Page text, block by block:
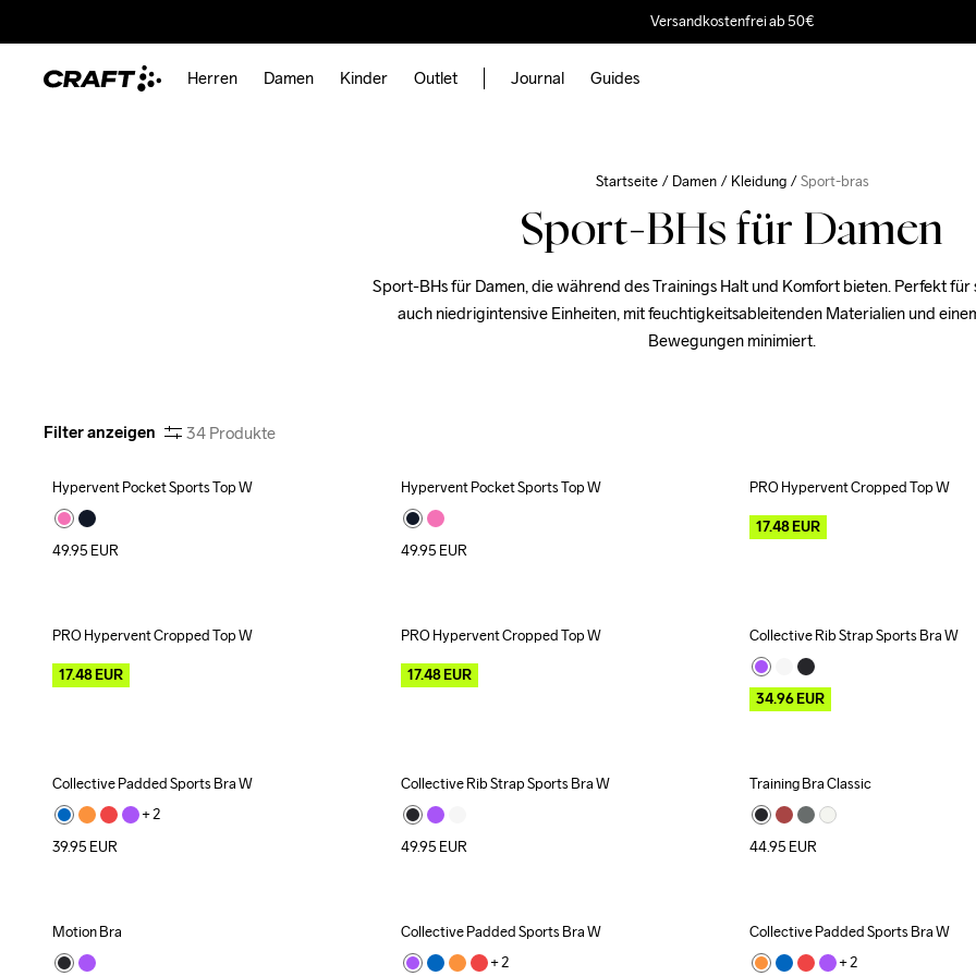
Versandkostenfrei ab 50€
Herren Damen Kinder Outlet Journal Guides
Startseite Damen Kleidung Sport-bras
Sport-BHs für Damen
Sport-BHs für Damen, die während des Trainings Halt und Komfort bieten. Perfekt für
auch niedrigintensive Einheiten, mit feuchtigkeitsableitenden Materialien und
Bewegungen minimiert.
Filter anzeigen 34 Produkte
New
Hypervent Pocket Sports Top W
49.95 EUR
New
Hypervent Pocket Sports Top W
49.95 EUR
Outlet
PRO Hypervent Cropped Top W
17.48EUR
Outlet
PRO Hypervent Cropped Top W
17.48EUR
Outlet
PRO Hypervent Cropped Top W
17.48EUR
Outlet
Collective Rib Strap Sports Bra W
34.96EUR
Collective Padded Sports Bra W
+ 2
39.95 EUR
Collective Rib Strap Sports Bra W
49.95 EUR
Training Bra Classic
44.95 EUR
Motion Bra
Collective Padded Sports Bra W
+ 2
Collective Padded Sports Bra W
+ 2